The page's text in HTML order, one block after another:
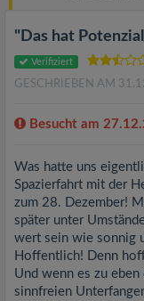
"Das hat
Verifiziert
GESCHRIEBEN AM
Besucht am
Was hatte uns
Spazierfahrt mit der
zum 28. Dezember!
später unter
wert sein wie sonnig
Hoffentlich! Denn
Und wenn es zu
sinnfreien